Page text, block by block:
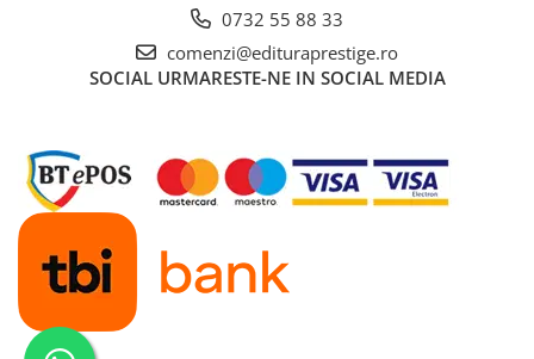
0732 55 88 33
comenzi@edituraprestige.ro
SOCIAL URMARESTE-NE IN SOCIAL MEDIA